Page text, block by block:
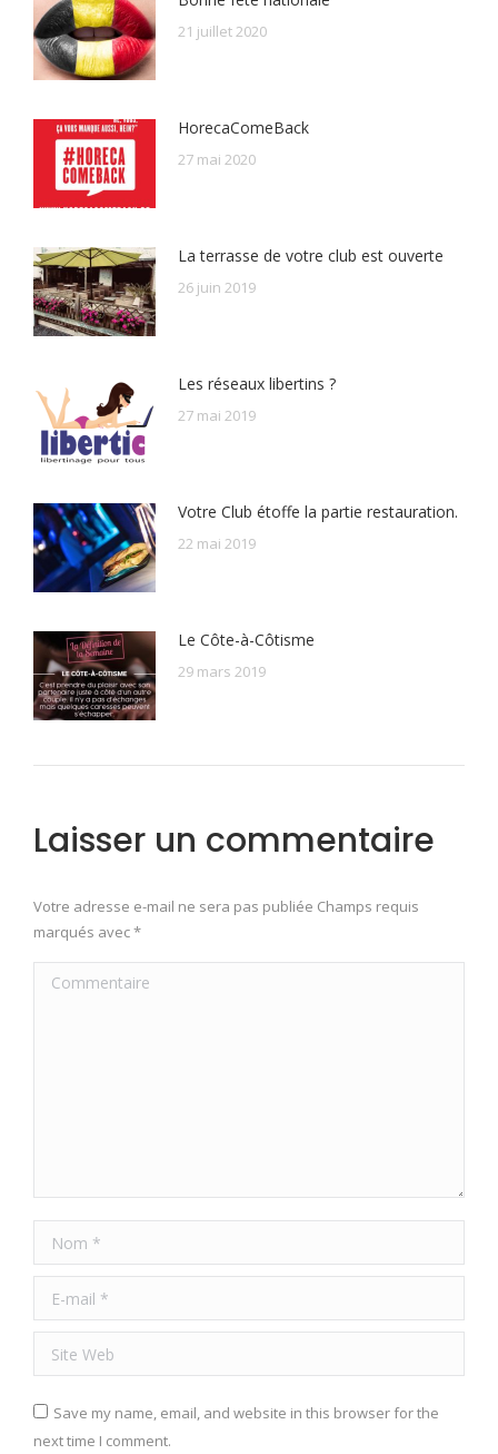
21 juillet 2020
HorecaComeBack
27 mai 2020
La terrasse de votre club est ouverte
26 juin 2019
Les réseaux libertins ?
27 mai 2019
Votre Club étoffe la partie restauration.
22 mai 2019
Le Côte-à-Côtisme
29 mars 2019
Laisser un commentaire
Votre adresse e-mail ne sera pas publiée Champs requis
marqués avec*
Commentaire
Nom *
E-mail *
Site Web
Save my name, email, and website in this browser for the
next time I comment.